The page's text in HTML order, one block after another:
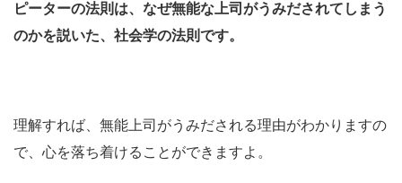
ピーターの法則は、なぜ無能な上司がうみだされてしまう
のかを説いた、社会学の法則です。
理解すれば、無能上司がうみだされる理由がわかりますの
で、心を落ち着けることができますよ。